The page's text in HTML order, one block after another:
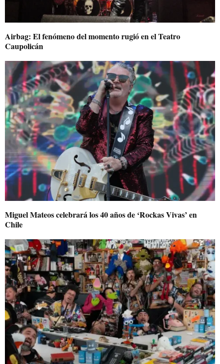
Airbag: El fenómeno del momento rugió en el Teatro
Caupolicán
Miguel Mateos celebrará los 40 años de ‘Rockas Vivas’ en
Chile